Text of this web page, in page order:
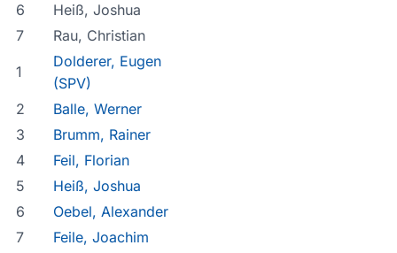
6
Heiß, Joshua
7
Rau, Christian
1
Dolderer, Eugen
(SPV)
2
Balle, Werner
3
Brumm, Rainer
4
Feil, Florian
5
Heiß, Joshua
6
Oebel, Alexander
7
Feile, Joachim